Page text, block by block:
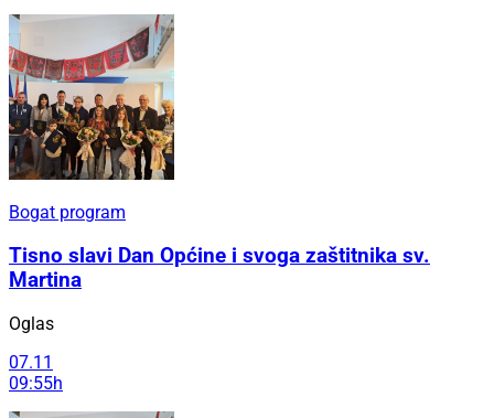
Bogat program
Tisno slavi Dan Općine i svoga zaštitnika sv.
Martina
Oglas
07.11
09:55h